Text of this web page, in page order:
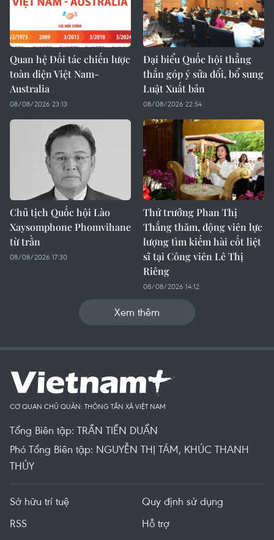
Quan hệ Đối tác chiến lược
toàn diện Việt Nam-
Australia
08/08/2026 23:13
Đại biểu Quốc hội thẳng
thắn góp ý sửa đổi, bổ sung
Luật Xuất bản
08/08/2026 22:54
Chủ tịch Quốc hội Lào
Xaysomphone Phomvihane
từ trần
08/08/2026 17:30
Thứ trưởng Phan Thị
Thắng thăm, động viên lực
lượng tìm kiếm hài cốt liệt
sĩ tại Công viên Lê Thị
Riêng
08/08/2026 14:12
Xem thêm
CƠ QUAN CHỦ QUẢN: THÔNG TẤN XÃ VIỆT NAM
Tổng Biên tập: TRẦN TIẾN DUẨN
Phó Tổng Biên tập: NGUYỄN THỊ TÁM, KHÚC THANH
THỦY
Sở hữu trí tuệ
Quy định sử dụng
RSS
Hỗ trợ